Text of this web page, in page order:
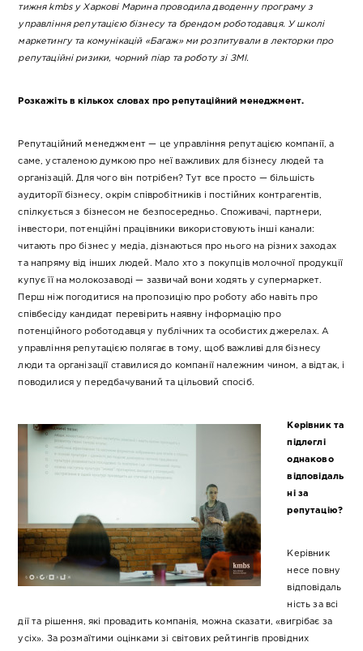
тижня kmbs у Харкові Марина проводила дводенну програму з
управління репутацією бізнесу та брендом роботодавця. У школі
маркетингу та комунікацій «Багаж» ми розпитували в лекторки про
репутаційні ризики, чорний піар та роботу зі ЗМІ.
Розкажіть в кількох словах про репутаційний менеджмент.
Репутаційний менеджмент — це управління репутацією компанії, а
саме, усталеною думкою про неї важливих для бізнесу людей та
організацій. Для чого він потрібен? Тут все просто — більшість
аудиторїї бізнесу, окрім співробітників і постійних контрагентів,
спілкується з бізнесом не безпосередньо. Споживачі, партнери,
інвестори, потенційні працівники використовують інші канали:
читають про бізнес у медіа, дізнаються про нього на різних заходах
та напряму від інших людей. Мало хто з покупців молочної продукції
купує її на молокозаводі — зазвичай вони ходять у супермаркет.
Перш ніж погодитися на пропозицію про роботу або навіть про
співбесіду кандидат перевірить наявну інформацію про
потенційного роботодавця у публічних та особистих джерелах. А
управління репутацією полягає в тому, щоб важливі для бізнесу
люди та організації ставилися до компанії належним чином, а відтак, і
поводилися у передбачуваний та цільовий спосіб.
Керівник та
підлеглі
однаково
відповідаль
ні за
репутацію?
Керівник
несе повну
відповідаль
ність за всі
дії та рішення, які провадить компанія, можна сказати, «вигрібає за
усіх». За розмаїтими оцінками зі світових рейтингів провідних